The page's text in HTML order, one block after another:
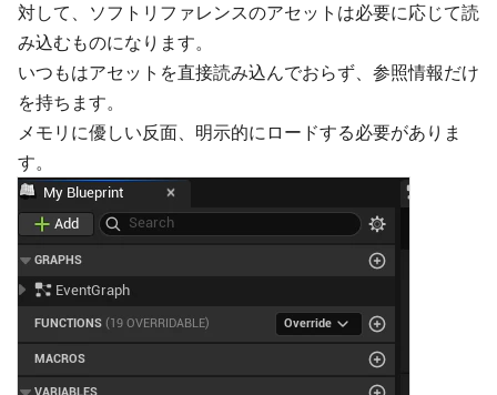
対して、ソフトリファレンスのアセットは必要に応じて読
み込むものになります。
いつもはアセットを直接読み込んでおらず、参照情報だけ
を持ちます。
メモリに優しい反面、明示的にロードする必要がありま
す。